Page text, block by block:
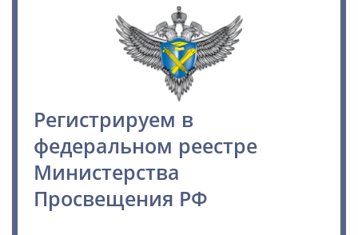
Регистрируем в
федеральном реестре
Министерства
Просвещения РФ